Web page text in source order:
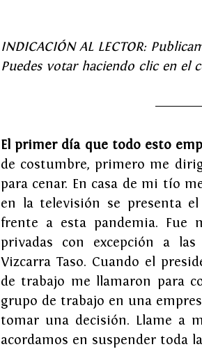
INDICACIÓN AL LECTOR:
Puedes votar haciendo clic en el
El primer día que todo esto
de costumbre, primero me
para cenar. En casa de mi tío
en la televisión se presenta
frente a esta pandemia. Fue
privadas con excepción a
Vizcarra Taso. Cuando el
de trabajo me llamaron para
grupo de trabajo en una
tomar una decisión. Llame a
acordamos en suspender toda